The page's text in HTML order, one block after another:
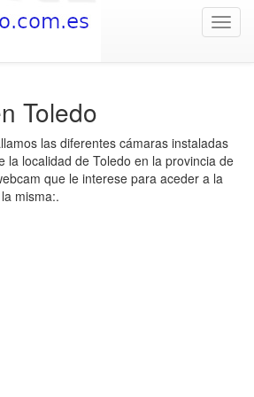
Toledo
las diferentes cámaras instaladas
la localidad de Toledo en la provincia de
que le interese para aceder a la
misma:.